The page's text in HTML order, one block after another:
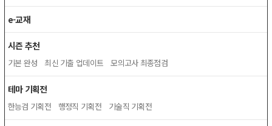
e-교재
시즌 추천
기본 완성 최신 기출 업데이트 모의고사 최종점검
테마 기획전
한능검 기획전 행정직 기획전 기술직 기획전